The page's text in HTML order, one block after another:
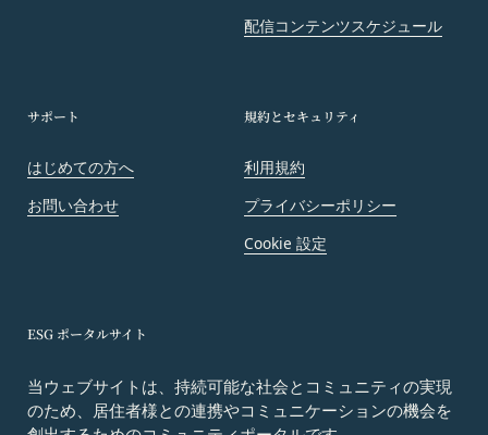
配信コンテンツスケジュール
サポート
はじめての方へ
お問い合わせ
規約とセキュリティ
利用規約
プライバシーポリシー
Cookie 設定
ESG ポータルサイト
当ウェブサイトは、持続可能な社会とコミュニティの実現
のため、居住者様との連携やコミュニケーションの機会を
ることが可能となったときをもって会員への通知が
当社は、会員が本サービスの登録その他一切の利用
は、プライバシーポリシーの定めによるものとし、
会員は、プライバシーポリシーの定めに従い、当社
本サービスへのログイン時における本人確認
その成果確認
利用上の注意およびその他当社から会員に対す